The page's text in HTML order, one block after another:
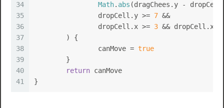
34
35
36
37
38
39
40
41
Math. abs (dragChees. y -
		dropCell.
y >= 7 &&
		dropCell.
x >= 3 && dropCell. x
	) {
		canMove =
true
	}
return canMove
}